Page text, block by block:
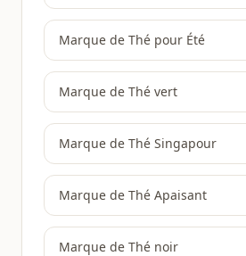
Marque de Thé pour Été
Marque de Thé vert
Marque de Thé Singapour
Marque de Thé Apaisant
Marque de Thé noir